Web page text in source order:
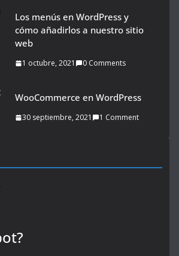
Los menús en WordPress y
cómo añadirlos a nuestro sitio
web
1 octubre, 2021 0 Comments
WooCommerce en WordPress
30 septiembre, 2021 1 Comment